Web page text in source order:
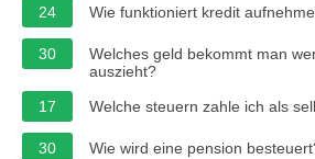
24 Wie funktioniert kredit
30
Welches geld bekommt man
auszieht?
17
Welche steuern zahle ich als
30 Wie wird eine pension